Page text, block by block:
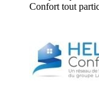
Confort tout